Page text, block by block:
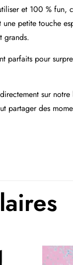
et 100 %
petite touche
grands.
parfaits pour
sur
partager des